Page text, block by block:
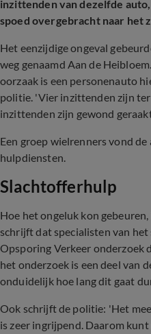
inzittenden van dezelfde
spoed overgebracht naar het
Het eenzijdige ongeval
weg genaamd Aan de
oorzaak is een personenauto
politie. 'Vier inzittenden zijn
inzittenden zijn gewond
Een groep wielrenners vond
hulpdiensten.
Slachtofferhulp
Hoe het ongeluk kon
schrijft dat specialisten van het
Opsporing Verkeer onderzoek
het onderzoek is een deel van
onduidelijk hoe lang dit gaat
Ook schrijft de politie: 'Het
is zeer ingrijpend. Daarom